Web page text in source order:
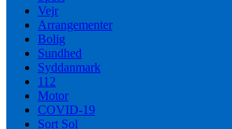
Vejr
Arrangementer
Bolig
Sundhed
Syddanmark
112
Motor
COVID-19
Sort Sol